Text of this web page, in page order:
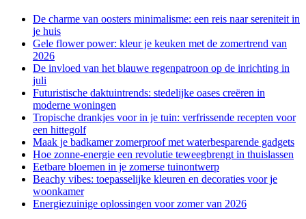
De charme van oosters minimalisme: een reis naar sereniteit in
je huis
Gele flower power: kleur je keuken met de zomertrend van
2026
De invloed van het blauwe regenpatroon op de inrichting in
juli
Futuristische daktuintrends: stedelijke oases creëren in
moderne woningen
Tropische drankjes voor in je tuin: verfrissende recepten voor
een hittegolf
Maak je badkamer zomerproof met waterbesparende gadgets
Hoe zonne-energie een revolutie teweegbrengt in thuislassen
Eetbare bloemen in je zomerse tuinontwerp
Beachy vibes: toepasselijke kleuren en decoraties voor je
woonkamer
Energiezuinige oplossingen voor zomer van 2026